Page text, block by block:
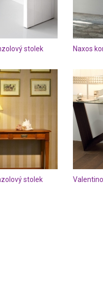
stolek Naxos
stolek